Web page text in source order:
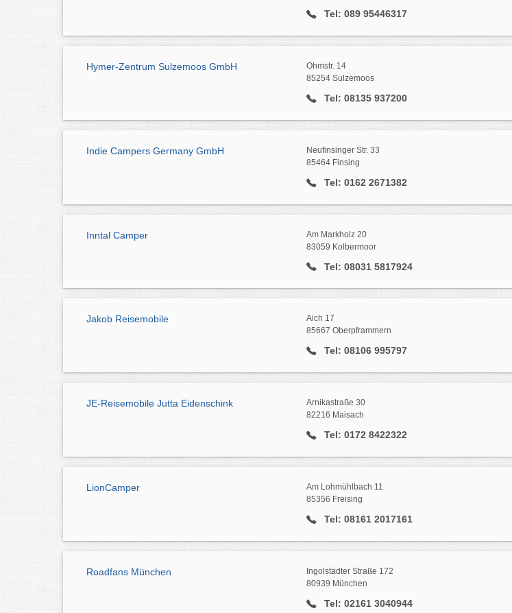
Tel: 089 95446317
Hymer-Zentrum Sulzemoos GmbH
Ohmstr. 14
85254 Sulzemoos
Tel: 08135 937200
Indie Campers Germany GmbH
Neufinsinger Str. 33
85464 Finsing
Tel: 0162 2671382
Inntal Camper
Am Markholz 20
83059 Kolbermoor
Tel: 08031 5817924
Jakob Reisemobile
Aich 17
85667 Oberpframmern
Tel: 08106 995797
JE-Reisemobile Jutta Eidenschink
Arnikastraße 30
82216 Maisach
Tel: 0172 8422322
LionCamper
Am Lohmühlbach 11
85356 Freising
Tel: 08161 2017161
Roadfans München
Ingolstädter Straße 172
80939 München
Tel: 02161 3040944